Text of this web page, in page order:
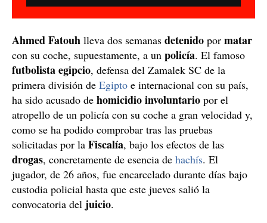
Ahmed Fatouh lleva dos semanas detenido por matar
con su coche, supuestamente, a un policía. El famoso
futbolista egipcio, defensa del Zamalek SC de la
primera división de Egipto e internacional con su país,
ha sido acusado de homicidio involuntario por el
atropello de un policía con su coche a gran velocidad y,
como se ha podido comprobar tras las pruebas
solicitadas por la Fiscalía, bajo los efectos de las
drogas, concretamente de esencia de hachís. El
jugador, de 26 años, fue encarcelado durante días bajo
custodia policial hasta que este jueves salió la
convocatoria del juicio.